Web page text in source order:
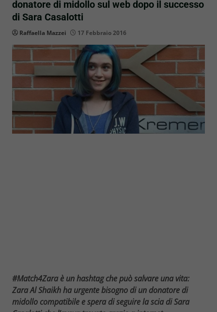
donatore di midollo sul web dopo il successo
di Sara Casalotti
Raffaella Mazzei 17 Febbraio 2016
#Match4Zara è un hashtag che può salvare una vita:
Zara Al Shaikh ha urgente bisogno di un donatore di
midollo compatibile e spera di seguire la scia di Sara